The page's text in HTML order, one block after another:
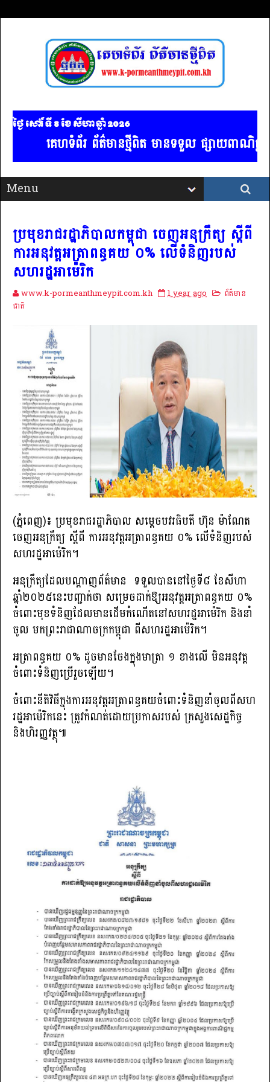
ថ្ងៃ សៅរ៍ ទី 8​ ខែ សីហា ឆ្នាំ 2026
គេហទំព័រ ព័ត៌មានថ្មីពិត មានទទួល ផ្សាយពាណិជ្
ប្រមុខរាជរដ្ឋាភិបាលកម្ពុជា ចេញអនុក្រឹត្យ ស្ដីពី
ការអនុវត្តអត្រាពន្ធគយ ០% លើទំនិញរបស់
សហរដ្ឋអាម៉េរិក
www.k-pormeanthmeypit.com.kh 1 year ago
ព័ត៌មាន
ជាតិ
(ភ្នំពេញ)៖ ប្រមុខរាជរដ្ឋាភិបាល សម្តេចបវរធិបតី ហ៊ុន ម៉ាណែត
ចេញអនុក្រឹត្យ ស្ដីពី ការអនុវត្តអត្រាពន្ធគយ ០% លើទំនិញរបស់
សហរដ្ឋអាម៉េរិក។
អនុក្រឹត្យដែលបណ្តាញព័ត៌មាន ទទួលបាននៅថ្ងៃទី៨ ខែសីហា
ឆ្នាំ២០២៥នេះបញ្ជាក់ថា សម្រេចដាក់ឱ្យអនុវត្តអត្រាពន្ធគយ ០%
ចំពោះមុខទំនិញដែលមានដើមកំណើតនៅសហរដ្ឋអាម៉េរិក និងនាំ
ចូល មកព្រះរាជាណាចក្រកម្ពុជា ពីសហរដ្ឋអាម៉េរិក។
អត្រាពន្ធគយ ០% ដូចមានចែងក្នុងមាត្រា ១ ខាងលើ មិនអនុវត្ត
ចំពោះទំនិញប្រើរួចឡើយ។
ចំពោះនីតិវិធីក្នុងការអនុវត្តអត្រាពន្ធគយចំពោះទំនិញនាំចូលពីសហ
រដ្ឋអាម៉េរិកនេះ ត្រូវកំណត់ដោយប្រកាសរបស់ ក្រសួងសេដ្ឋកិច្ច
និងហិរញ្ញវត្ថុ៕